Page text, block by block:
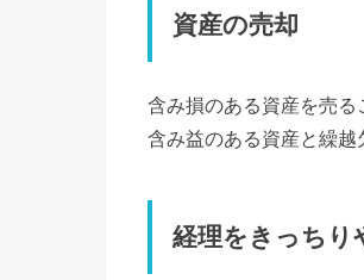
資産の売却
含み損のある資産を売る
含み益のある資産と繰越
経理をきっちり